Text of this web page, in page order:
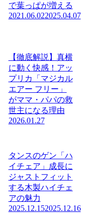
で葉っぱが増える
2021.06.022025.04.07
【徹底解説】真横
に動く快感！アッ
プリカ「マジカル
エアー フリー」
がママ・パパの救
世主になる理由
2026.01.27
タンスのゲン「ハ
イチェア」成長に
ジャストフィット
する木製ハイチェ
アの魅力
2025.12.152025.12.16